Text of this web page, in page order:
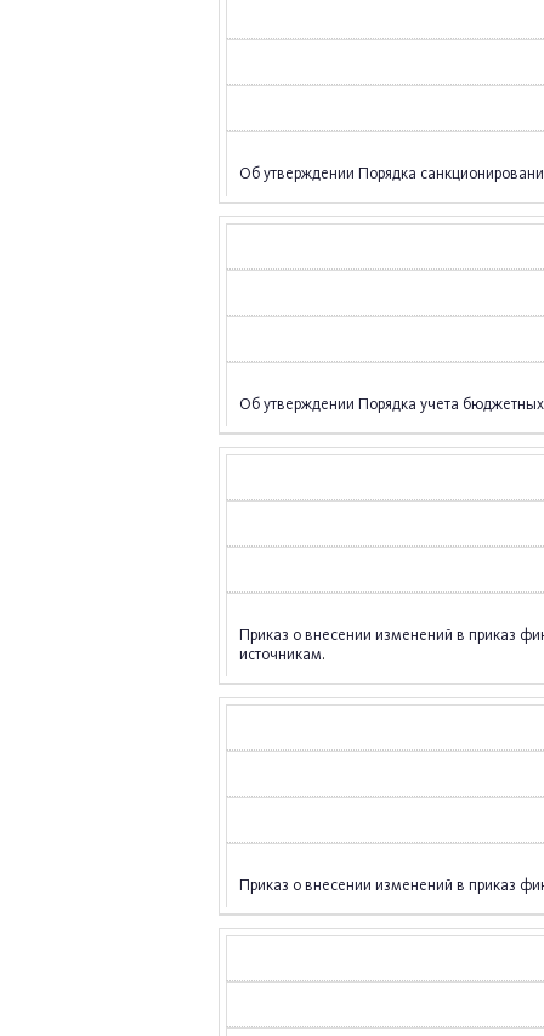
Об утверждении Порядка
Об утверждении Порядка учета бюджетных
Приказ о внесении изменений в приказ
источникам.
Приказ о внесении изменений в приказ